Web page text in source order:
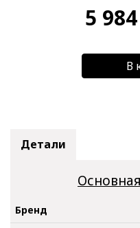
5
В
Детали
Бренд